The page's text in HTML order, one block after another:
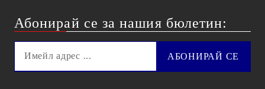
Абонирай се за нашия бюлетин: